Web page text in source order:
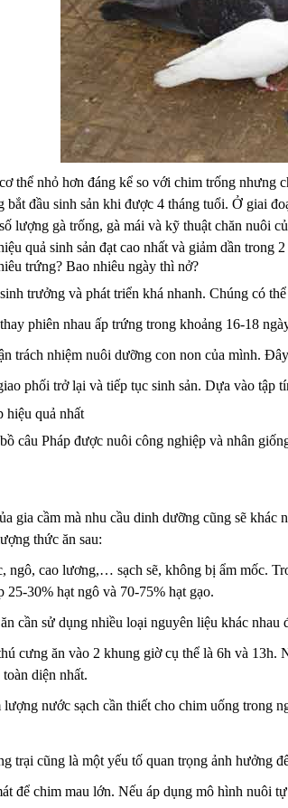
thể nhỏ hơn đáng kể so với chim trống nhưng
đầu sinh sản khi được 4 tháng tuổi. Ở giai
lượng gà trống, gà mái và kỹ thuật chăn nuôi
quả sinh sản đạt cao nhất và giảm dần trong
trứng? Bao nhiêu ngày thì nở?
trưởng và phát triển khá nhanh. Chúng có
phiên nhau ấp trứng trong khoảng 16-18
trách nhiệm nuôi dưỡng con non của mình.
phối trở lại và tiếp tục sinh sản. Dựa vào
hiệu quả nhất
câu Pháp được nuôi công nghiệp và nhân
gia cầm mà nhu cầu dinh dưỡng cũng sẽ
thức ăn sau:
ngô, cao lương,… sạch sẽ, không bị ẩm mốc.
30% hạt ngô và 70-75% hạt gạo.
cần sử dụng nhiều loại nguyên liệu khác nhau
cưng ăn vào 2 khung giờ cụ thể là 6h và
diện nhất.
nước sạch cần thiết cho chim uống trong
trại cũng là một yếu tố quan trọng ảnh hưởng
để chim mau lớn. Nếu áp dụng mô hình nuôi